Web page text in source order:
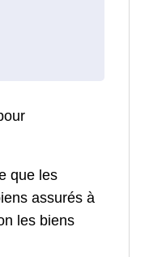
que les
assurés à
les biens